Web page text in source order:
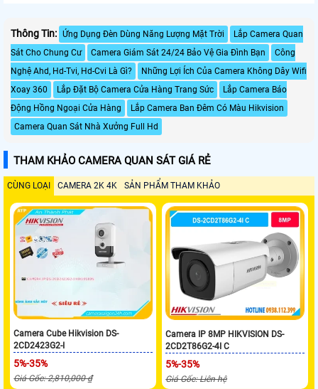
Thông Tin: Ứng Dụng Đèn Dùng Năng Lượng Mặt Trời
Lắp Camera Quan
Sát Cho Chung Cư
Camera Giám Sát 24/24 Bảo Vệ Gia Đình Bạn
Công
Nghệ Ahd, Hd-Tvi, Hd-Cvi Là Gì?
Những Lợi Ích Của Camera Không Dây Wifi
Xoay 360
Lắp Đặt Bộ Camera Cửa Hàng Trang Sức
Lắp Camera Báo
Động Hồng Ngoại Cửa Hàng
Lắp Camera Ban Đêm Có Màu Hikvision
Camera Quan Sát Nhà Xưởng Full Hd
THAM KHẢO CAMERA QUAN SÁT GIÁ RẺ
CÙNG LOẠI CAMERA 2K 4K SẢN PHẨM THAM KHẢO
Camera Cube Hikvision DS-
2CD2423G2-I
5%-35%
Giá Gốc: 2,810,000 ₫
Camera IP 8MP HIKVISION DS-
2CD2T86G2-4I C
5%-35%
Giá Gốc: Liên hệ